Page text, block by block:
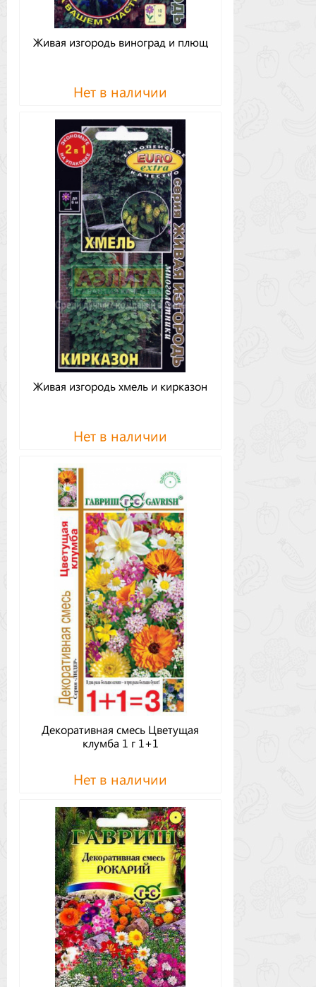
Живая изгородь виноград и плющ
Нет в наличии
Живая изгородь хмель и кирказон
Нет в наличии
Декоративная смесь Цветущая
клумба 1 г 1+1
Нет в наличии